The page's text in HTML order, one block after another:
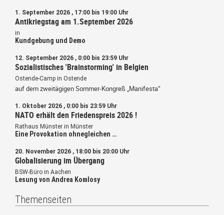
1. September 2026 , 17:00 bis 19:00 Uhr
Antikriegstag am 1.September 2026
in
Kundgebung und Demo
12. September 2026 , 0:00 bis 23:59 Uhr
Sozialistisches 'Brainstorming' in Belgien
Ostende-Camp in Ostende
auf dem zweitägigen Sommer-Kongreß „Manifesta“
1. Oktober 2026 , 0:00 bis 23:59 Uhr
NATO erhält den Friedenspreis 2026 !
Rathaus Münster in Münster
Eine Provokation ohnegleichen …
20. November 2026 , 18:00 bis 20:00 Uhr
Globalisierung im Übergang
BSW-Büro in Aachen
Lesung von Andrea Komlosy
Themenseiten